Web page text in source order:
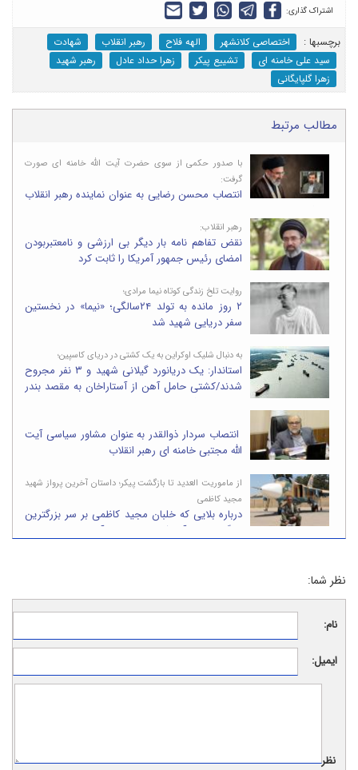
اشتراک گذاری:
برچسب‎ها : اختصاصی کلانشهر الهه فلاح رهبر انقلاب
شهادت
سید علی خامنه ای
تشییع پیکر زهرا حداد عادل
رهبر شهید
زهرا گلپایگانی
مطالب مرتبط
با صدور حکمی از سوی حضرت آیت الله خامنه ای صورت
گرفت:
انتصاب محسن رضایی به عنوان نماینده رهبر انقلاب
رهبر انقلاب:
نقض تفاهم نامه بار دیگر بی ارزشی و نامعتبربودن
امضای رئیس جمهور آمریکا را ثابت کرد
روایت تلخ زندگی کوتاه نیما مرادی؛
۲ روز مانده به تولد ۲۴سالگی؛ «نیما» در نخستین
سفر دریایی شهید شد
به دنبال شلیک اوکراین به یک کشتی در دریای کاسپین؛
استاندار: یک دریانورد گیلانی شهید و ۳ نفر مجروح
شدند/کشتی حامل آهن از آستاراخان به مقصد بندر
انتصاب سردار ذوالقدر به عنوان مشاور سیاسی آیت
الله مجتبی خامنه ای رهبر انقلاب
از ماموریت العدید تا بازگشت پیکر؛ داستان آخرین پرواز شهید
مجید کاظمی
درباره بلایی که خلبان مجید کاظمی بر سر بزرگترین
پایگاه نظامی آمریکا در خاورمیانه آورد/تصاویر
نظر شما:
نام:
ایمیل:
نظر: